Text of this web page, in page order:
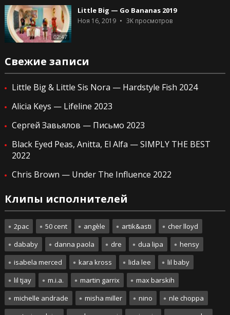
02:47
Little Big — Go Bananas 2019
Ноя 16, 2019 3Kпросмотров
Свежие записи
Little Big & Little Sis Nora — Hardstyle Fish 2024
Alicia Keys — Lifeline 2023
Сергей Завьялов — Письмо 2023
Black Eyed Peas, Anitta, El Alfa — SIMPLY THE BEST
2022
Chris Brown — Under The Influence 2022
Клипы исполнителей
2pac 50 cent angèle artik&asti
cher lloyd
dababy
danna paola dre dua lipa
hensy
isabela merced
kara kross lida lee
lil baby
lil tjay
m.i.a. martin garrix
max barskih
michelle andrade
misha miller nino
nle choppa